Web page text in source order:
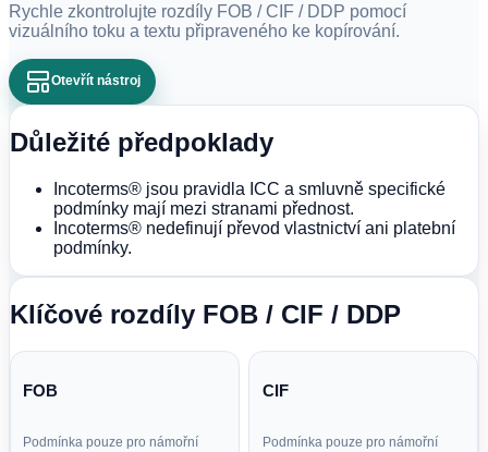
Rychle zkontrolujte rozdíly FOB / CIF / DDP pomocí
vizuálního toku a textu připraveného ke kopírování.
Otevřít nástroj
Důležité předpoklady
Incoterms® jsou pravidla ICC a smluvně specifické
podmínky mají mezi stranami přednost.
Incoterms® nedefinují převod vlastnictví ani platební
podmínky.
Klíčové rozdíly FOB / CIF / DDP
FOB
Podmínka pouze pro námořní
CIF
Podmínka pouze pro námořní